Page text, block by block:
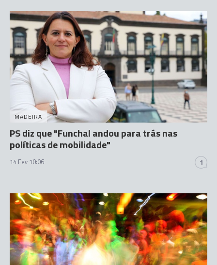
MADEIRA
PS diz que "Funchal andou para trás nas
políticas de mobilidade"
14 Fev 10:06 1